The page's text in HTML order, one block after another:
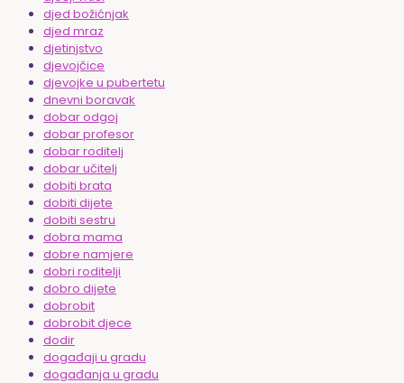
djed božićnjak
djed mraz
djetinjstvo
djevojčice
djevojke u pubertetu
dnevni boravak
dobar odgoj
dobar profesor
dobar roditelj
dobar učitelj
dobiti brata
dobiti dijete
dobiti sestru
dobra mama
dobre namjere
dobri roditelji
dobro dijete
dobrobit
dobrobit djece
dodir
događaji u gradu
događanja u gradu